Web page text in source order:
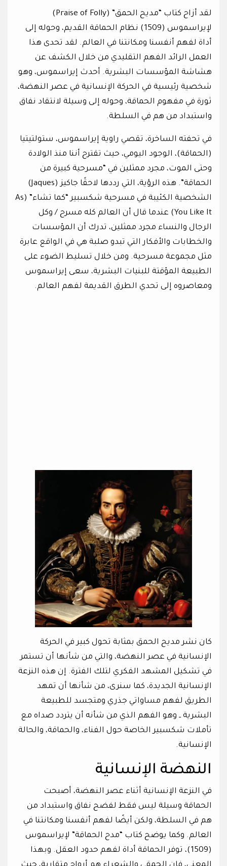
لقد أزاح كتاب “مديح الحمق” (Praise of Folly)
لإيراسموس (1509) نظام الحماقة القديم، وحوله إلى
أداة لفهم أنفسنا ومكانتنا في العالم. لقد تحدى هذا
العمل الرائد الفهم التقليدي من خلال الكشف عن
هشاشة المؤسسات البشرية. أحدث إيراسموس، وهو
شخصية رئيسية في الحركة الإنسانية في عصر النهضة،
ثورة في مفهوم الحماقة، وحوله إلى وسيلة لانتقاد نفاق
واستبداد من هم في السلطة.
في تحفته الساخرة، تقصي راوية إيراسموس، ستولتيتيا
(الحماقة)، ​​الوجود اليومي، حيث تقترح أننا منذ الولادة
وحتى الموت، مجرد ممثلين في “مسرحية كبيرة من
الحماقة”. هذه الرؤية، التي رددها لاحقًا جاكيز (Jaques)
الشخصية الكئيبة في مسرحية شكسبير “كما تشاء” (As
You Like It) عندما قال أن العالم كله مسرح / وكل
الرجال والنساء مجرد ممثلين، تدرك أن المؤسسات
والخطابات والأفكار التي تبدو صلبة هي في الواقع عابرة
مثل مجموعة مسرحية. ومن خلال تسليط الضوء على
الطبيعة المؤقتة للبنيات البشرية، سعى إيراسموس
ومعاصروه إلى تحدي الطرق القديمة لفهم العالم.
كان نشر مديح الحمق بمثابة تحول كبير في الحركة
الإنسانية في عصر النهضة، والتي من شأنها أن تستمر
في تشكيل المشهد الفكري لتلك الفترة. إن هذه النزعة
الإنسانية الجديدة، كما سنرى، من شأنها أن تمهد
الطريق لفهم مساواتي جذري ومتجسد للطبيعة
البشرية ــ وهو الفهم الذي من شأنه أن يتردد صداه مع
تأملات شكسبير الخاصة حول الفناء، والحماقة، والحالة
الإنسانية.
النهضة الإنسانية
في النزعة الإنسانية أثناء عصر النهضة، أصبحت
الحماقة وسيلة ليس فقط لفضح نفاق واستبداد من
هم في السلطة، ولكن أيضًا لفهم أنفسنا ومكانتنا في
العالم. وكما يوضح كتاب “مدح الحماقة” لإيراسموس
(1509)، توفر الحماقة أداة لفهم حدود العقل. وبهذا